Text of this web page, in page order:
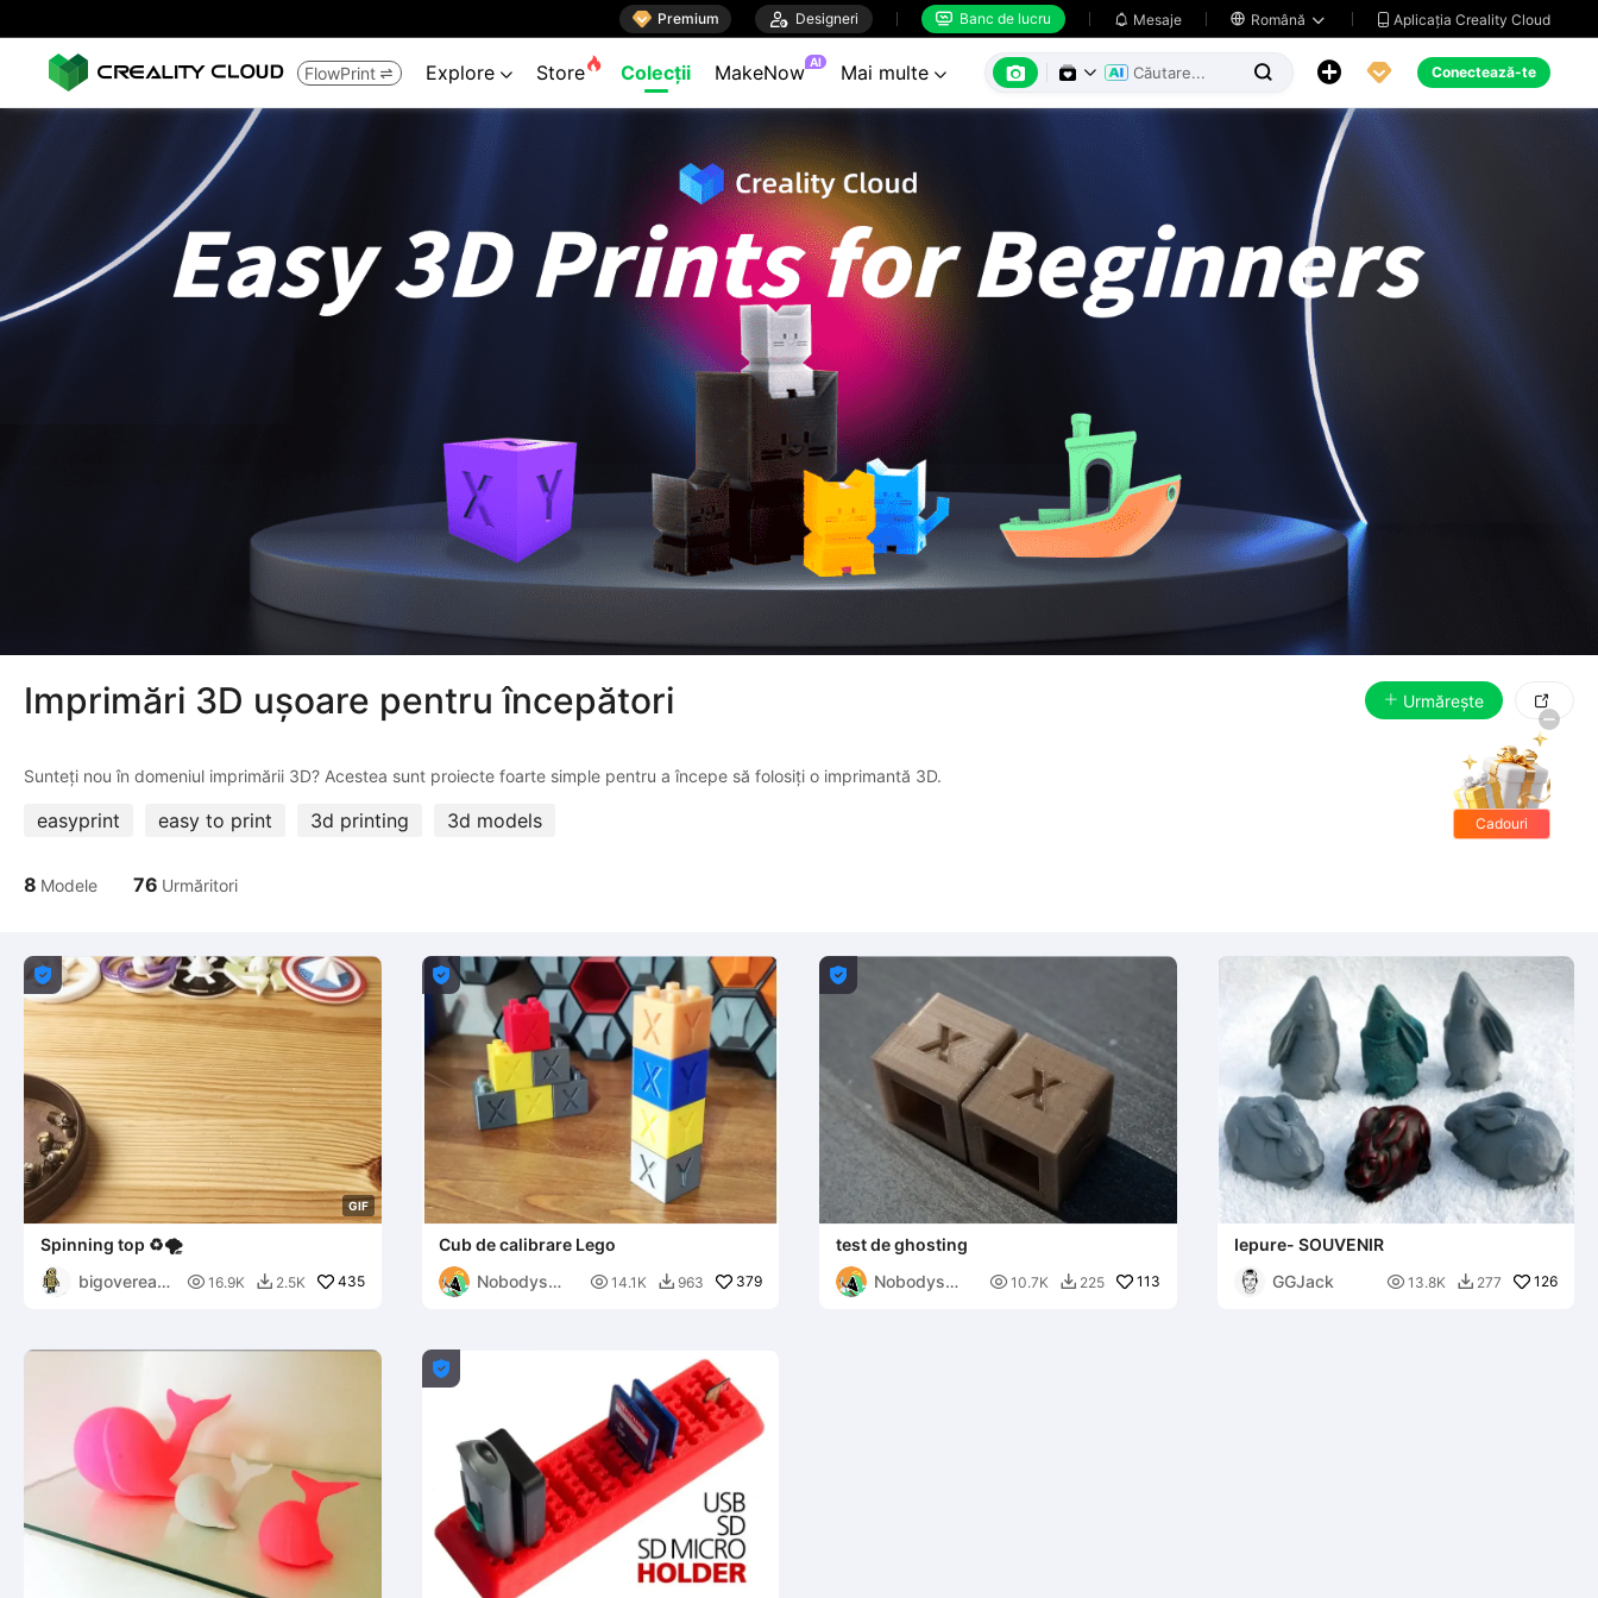
 Premium  Designeri  Banc de lucru  Mesaje  Română   Aplicația Creality Cloud
FlowPrint  Explore  Store Colecții MakeNow AI Mai multe       Conectează-te
Imprimări 3D ușoare pentru începători Urmărește 
easyprint easy to print 3d printing 3d models
8 Modele 76 Urmăritori
GIF

Spinning top ♻🌪
bigovereas
 16.9K  2.5K 435

Cub de calibrare Lego
Nobodys
 14.1K  963 379

test de ghosting
Nobodys
 10.7K  225 113
Iepure- SOUVENIR
GGJack
 13.8K  277 126

Cadouri